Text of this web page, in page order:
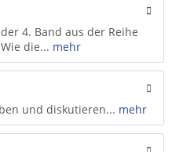
4. Band aus der Reihe
die... mehr
und diskutieren... mehr